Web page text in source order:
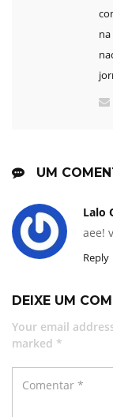
UM
Lalo
aee!
Reply
DEIXE UM
Your email
marked *